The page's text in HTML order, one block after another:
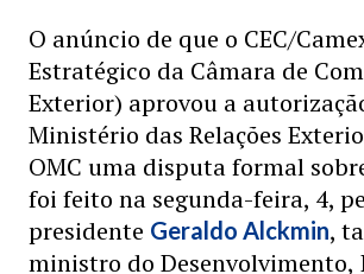
O anúncio de que o CEC/
Estratégico da Câmara de
Exterior) aprovou a
Ministério das Relações
OMC uma disputa formal
foi feito na segunda-feira, 4,
presidente Geraldo Alckmin,
ministro do Desenvolvimento,